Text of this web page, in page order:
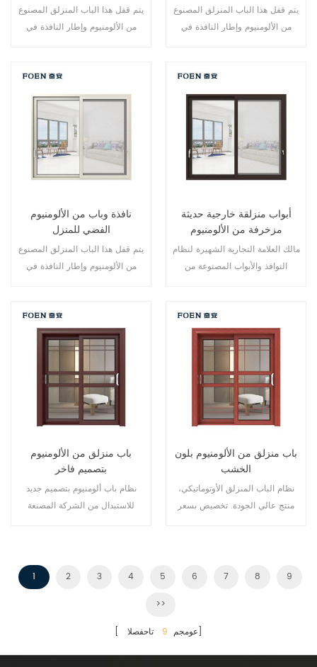
يتم قفل هذا الباب المنزلق المصنوع
من الألومنيوم وإطار النافذة في
الأبواب لتلبية الاحتياجات المعمارية
المختلفة
يتم قفل هذا الباب المنزلق المصنوع
من الألومنيوم وإطار النافذة في
الأبواب لتلبية الاحتياجات المعمارية
المختلفة
نافذة وباب من الألومنيوم
الفضي للمنزل
يتم قفل هذا الباب المنزلق المصنوع
من الألومنيوم وإطار النافذة في
الأبواب لتلبية الاحتياجات المعمارية
المختلفة.
أبواب منزلقة خارجية حديثة
مزخرفة من الألومنيوم
مالك العلامة التجارية الشهيرة لنظام
النوافذ والأبواب المصنوعة من
باب منزلق من الألومنيوم
بتصميم فاخر
نظام باب ألومنيوم بتصميم جديد
للاستبدال من الشركة المصنعة
باب منزلق من الألومنيوم بلون
الخشب
نظام الباب المنزلق الأوتوماتيكي،
منتج عالي الجودة. تخصيص بسعر
1 2 3 4 5 6 7 8 9
>>
[ عومجم 9 تاحفصلا]